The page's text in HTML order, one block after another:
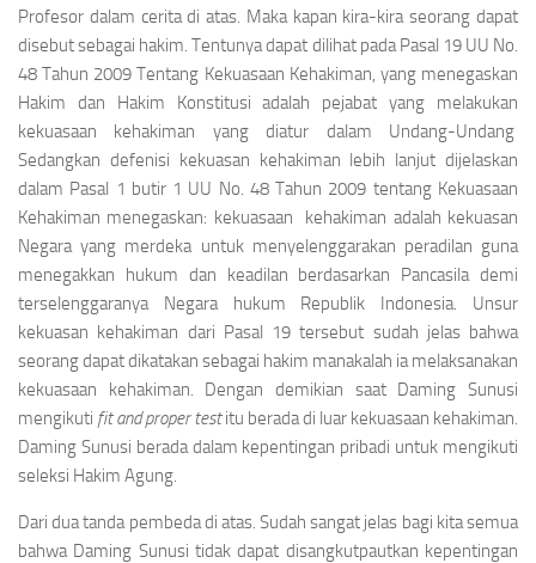
Profesor dalam cerita di atas. Maka kapan kira-kira seorang dapat
disebut sebagai hakim. Tentunya dapat dilihat pada Pasal 19 UU No.
48 Tahun 2009 Tentang Kekuasaan Kehakiman, yang menegaskan
Hakim dan Hakim Konstitusi adalah pejabat yang melakukan
kekuasaan kehakiman yang diatur dalam Undang-Undang
Sedangkan defenisi kekuasan kehakiman lebih lanjut dijelaskan
dalam Pasal 1 butir 1 UU No. 48 Tahun 2009 tentang Kekuasaan
Kehakiman menegaskan: kekuasaan kehakiman adalah kekuasan
Negara yang merdeka untuk menyelenggarakan peradilan guna
menegakkan hukum dan keadilan berdasarkan Pancasila demi
terselenggaranya Negara hukum Republik Indonesia. Unsur
kekuasan kehakiman dari Pasal 19 tersebut sudah jelas bahwa
seorang dapat dikatakan sebagai hakim manakalah ia melaksanakan
kekuasaan kehakiman. Dengan demikian saat Daming Sunusi
mengikuti fit and proper testitu berada di luar kekuasaan kehakiman.
Daming Sunusi berada dalam kepentingan pribadi untuk mengikuti
seleksi Hakim Agung.
Dari dua tanda pembeda di atas. Sudah sangat jelas bagi kita semua
bahwa Daming Sunusi tidak dapat disangkutpautkan kepentingan